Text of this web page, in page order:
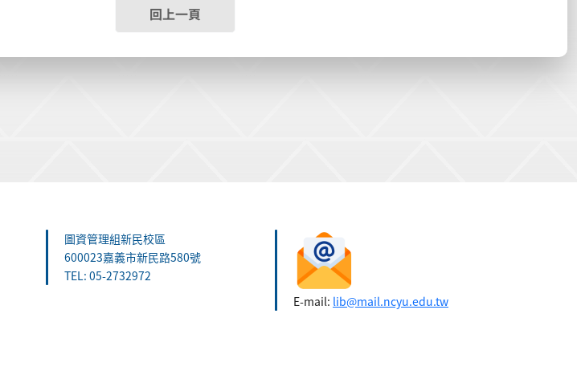
回上一頁
圖資管理組新民校區
600023嘉義市新民路580號
TEL: 05-2732972
E-mail: lib@mail.ncyu.edu.tw